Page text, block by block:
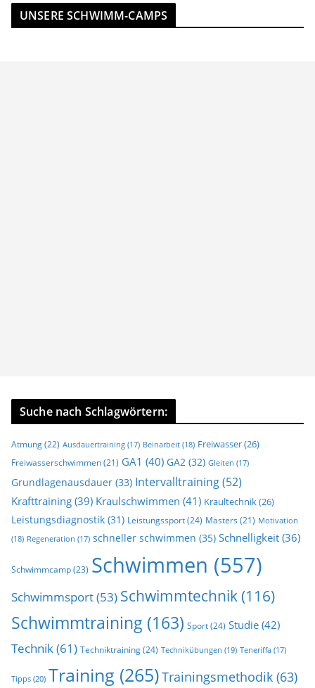
UNSERE SCHWIMM-CAMPS
Suche nach Schlagwörtern:
Atmung(22) Ausdauertraining (17) Beinarbeit (18) Freiwasser(26)
Freiwasserschwimmen (21) GA1 (40) GA2 (32) Gleiten (17)
Grundlagenausdauer (33) Intervalltraining(52)
Krafttraining (39) Kraulschwimmen (41) Kraultechnik(26)
Leistungsdiagnostik (31) Leistungssport(24) Masters (21) Motivation
(18) Regeneration (17) schneller schwimmen (35) Schnelligkeit (36)
Schwimmcamp(23) Schwimmen (557)
Schwimmsport(53) Schwimmtechnik(116)
Schwimmtraining (163) Sport(24) Studie (42)
Technik(61) Techniktraining(24) Technikübungen (19) Teneriffa (17)
Tipps (20) Training (265)Trainingsmethodik (63)